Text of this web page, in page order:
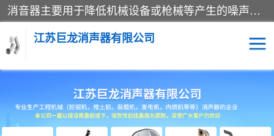
消音器主要用于降低机械设备或枪械等产生的噪声。它通过阻尼或增加排气面积来降低排气速度和功率，从而降低噪声。常见的消音器类型包括阻性消声器、抗性消声器、共振消声器以及阻抗复合式消声器等。这些消音器各有特点，适用于不同频率的噪声消除。
江苏巨龙消声器有限公司
消声器